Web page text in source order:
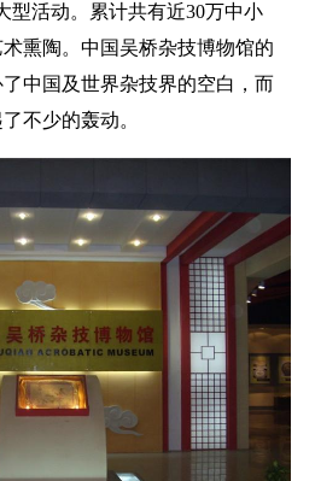
型活动。累计共有近30万中小
熏陶。中国吴桥杂技博物馆的
中国及世界杂技界的空白，而
不少的轰动。